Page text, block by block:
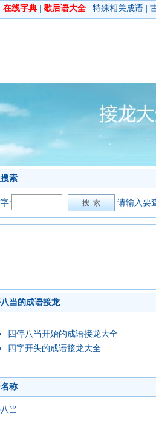
在线字典 歇后语大全 特殊相关成语
索
: 请输入要
八当的成语接龙
四停八当开始的成语接龙大全
四字开头的成语接龙大全
称
当